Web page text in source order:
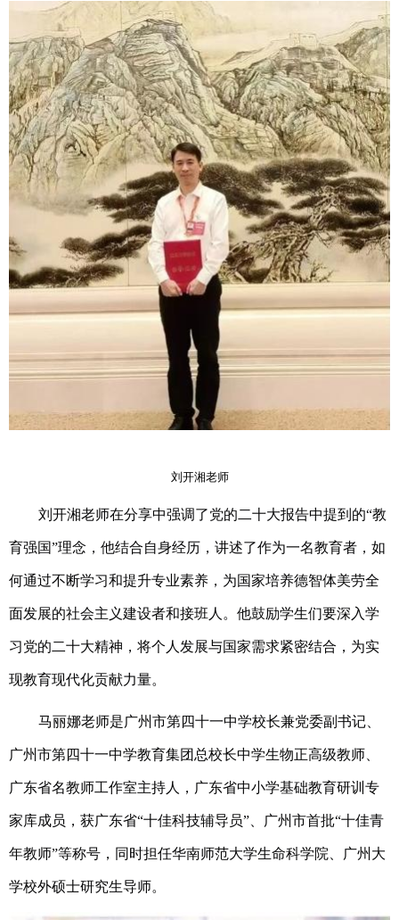
刘开湘老师
刘开湘老师在分享中强调了党的二十大报告中提到的“教
育强国”理念，他结合自身经历，讲述了作为一名教育者，如
何通过不断学习和提升专业素养，为国家培养德智体美劳全
面发展的社会主义建设者和接班人。他鼓励学生们要深入学
习党的二十大精神，将个人发展与国家需求紧密结合，为实
现教育现代化贡献力量。
马丽娜老师是广州市第四十一中学校长兼党委副书记、
广州市第四十一中学教育集团总校长中学生物正高级教师、
广东省名教师工作室主持人，广东省中小学基础教育研训专
家库成员，获广东省“十佳科技辅导员”、广州市首批“十佳青
年教师”等称号，同时担任华南师范大学生命科学院、广州大
学校外硕士研究生导师。